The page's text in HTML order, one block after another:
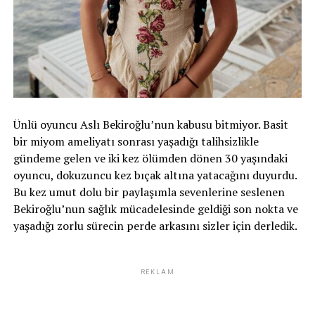
Rüya ve Ferhat’ı dikkatli olmaları için uyaran İsfendiyar,
Zerrin ile buluştu. Ağabeyi yüzünden kızının başkasına
için elinden ne geliyorsa yapacağını ifade etti.
Ünlü oyuncu Aslı Bekiroğlu’nun kabusu bitmiyor. Basit
bir miyom ameliyatı sonrası yaşadığı talihsizlikle
gündeme gelen ve iki kez ölümden dönen 30 yaşındaki
oyuncu, dokuzuncu kez bıçak altına yatacağını duyurdu.
Bu kez umut dolu bir paylaşımla sevenlerine seslenen
Bekiroğlu’nun sağlık mücadelesinde geldiği son nokta ve
yaşadığı zorlu sürecin perde arkasını sizler için derledik.
REKLAM